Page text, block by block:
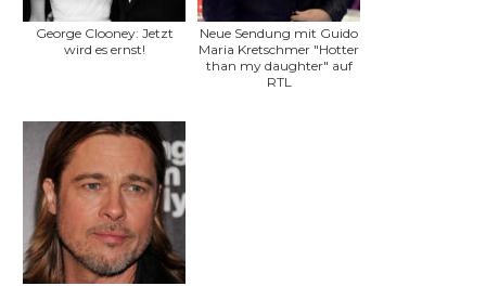
George Clooney: Jetzt
wird es ernst!
Neue Sendung mit Guido
Maria Kretschmer "Hotter
than my daughter" auf
RTL